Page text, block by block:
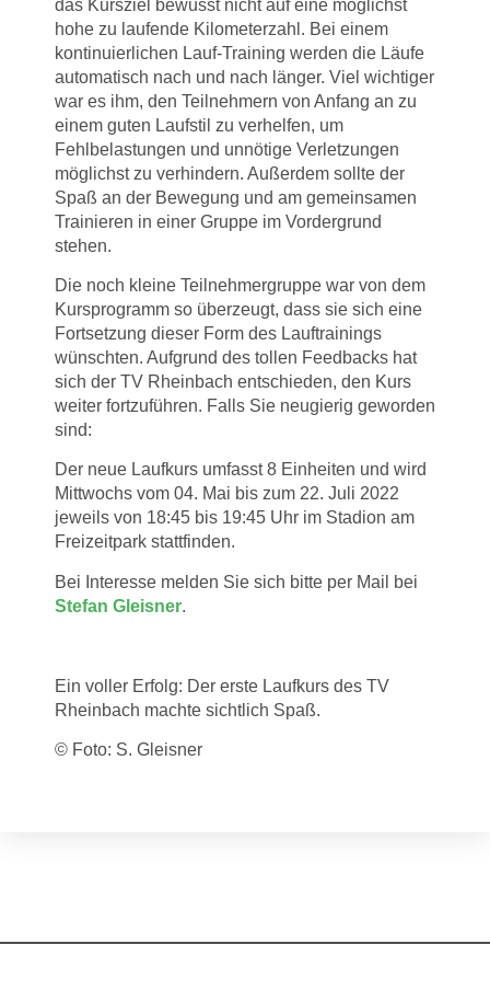
das Kursziel bewusst nicht auf eine möglichst
hohe zu laufende Kilometerzahl. Bei einem
kontinuierlichen Lauf-Training werden die Läufe
automatisch nach und nach länger. Viel wichtiger
war es ihm, den Teilnehmern von Anfang an zu
einem guten Laufstil zu verhelfen, um
Fehlbelastungen und unnötige Verletzungen
möglichst zu verhindern. Außerdem sollte der
Spaß an der Bewegung und am gemeinsamen
Trainieren in einer Gruppe im Vordergrund
stehen.
Die noch kleine Teilnehmergruppe war von dem
Kursprogramm so überzeugt, dass sie sich eine
Fortsetzung dieser Form des Lauftrainings
wünschten. Aufgrund des tollen Feedbacks hat
sich der TV Rheinbach entschieden, den Kurs
weiter fortzuführen. Falls Sie neugierig geworden
sind:
Der neue Laufkurs umfasst 8 Einheiten und wird
Mittwochs vom 04. Mai bis zum 22. Juli 2022
jeweils von 18:45 bis 19:45 Uhr im Stadion am
Freizeitpark stattfinden.
Bei Interesse melden Sie sich bitte per Mail bei
Stefan Gleisner.
Ein voller Erfolg: Der erste Laufkurs des TV
Rheinbach machte sichtlich Spaß.
© Foto: S. Gleisner